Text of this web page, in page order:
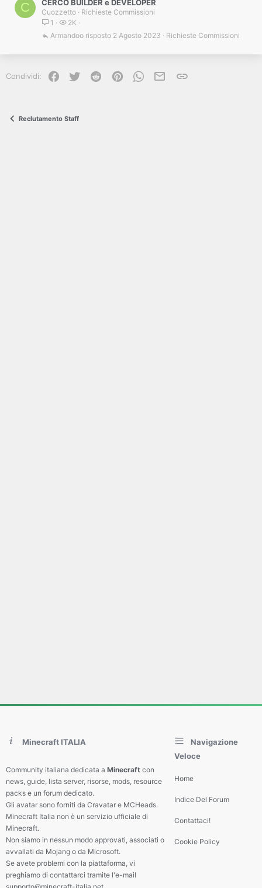
C CERCO BUILDER e DEVELOPER
Cuozzetto
Richieste Commissioni
1
2K
Richieste Commissioni
2 Agosto 2023
Armandoo
Condividi: Facebook
Twitter Reddit PinterestWhatsApp
e-mailLink
Reclutamento Staff
Minecraft ITALIA
Community italiana dedicata a Minecraft con
news, guide, lista server, risorse, mods, resource
packs e un forum dedicato.
Gli avatar sono forniti da Cravatar e MCHeads.
Minecraft Italia non è un servizio ufficiale di
Minecraft.
Non siamo in nessun modo approvati, associati o
avvallati da Mojang o da Microsoft.
Se avete problemi con la piattaforma, vi
preghiamo di contattarci tramite l'e-mail
Navigazione
Veloce
Home
Indice Del Forum
Contattaci!
Cookie Policy